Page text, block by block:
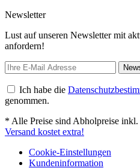
Newsletter
Lust auf unseren Newsletter mit
anfordern!
Ich habe die
genommen.
* Alle Preise sind Abholpreise
Versand kostet extra!
Cookie-Einstellungen
Kundeninformation